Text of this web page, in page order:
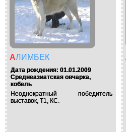
АЛИМБЕК
Дата рождения: 01.01.2009
Среднеазиатская овчарка,
кобель
Неоднократный победитель
выставок, Т1, КС.